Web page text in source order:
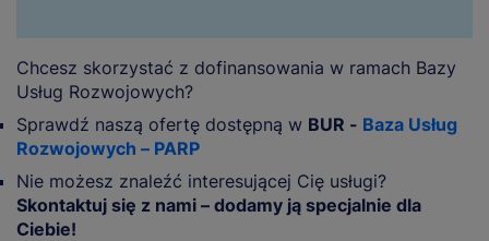
Chcesz skorzystać z dofinansowania w ramach Bazy
Usług Rozwojowych?
Sprawdź naszą ofertę dostępną w BUR - Baza Usług
Rozwojowych – PARP
Nie możesz znaleźć interesującej Cię usługi?
Skontaktuj się z nami – dodamy ją specjalnie dla
Ciebie!